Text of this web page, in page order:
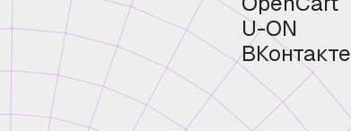
U-ON
ВКонтакте